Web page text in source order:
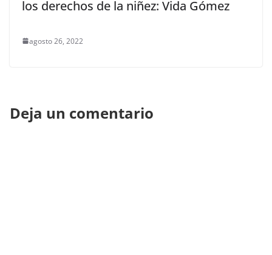
los derechos de la niñez: Vida Gómez
agosto 26, 2022
Deja un comentario